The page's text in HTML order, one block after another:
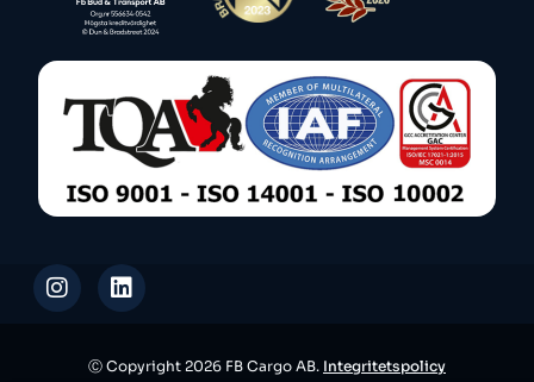
Ⓒ Copyright 2026 FB Cargo AB. Integritetspolicy